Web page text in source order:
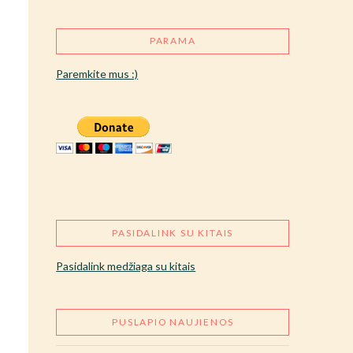
PARAMA
Paremkite mus :)
PASIDALINK SU KITAIS
Pasidalink medžiaga su kitais
PUSLAPIO NAUJIENOS